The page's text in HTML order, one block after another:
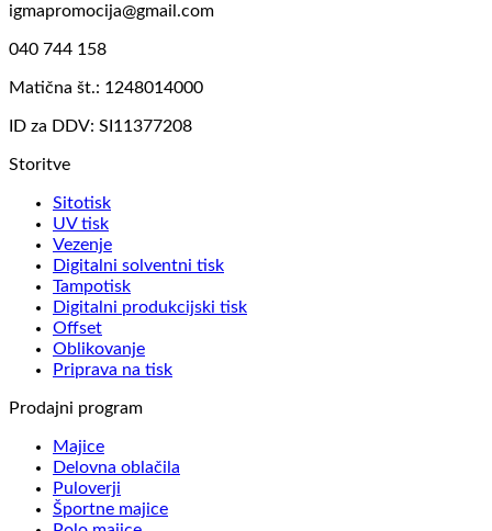
igmapromocija@gmail.com
040 744 158
Matična št.: 1248014000
ID za DDV: SI11377208
Storitve
Sitotisk
UV tisk
Vezenje
Digitalni solventni tisk
Tampotisk
Digitalni produkcijski tisk
Offset
Oblikovanje
Priprava na tisk
Prodajni program
Majice
Delovna oblačila
Puloverji
Športne majice